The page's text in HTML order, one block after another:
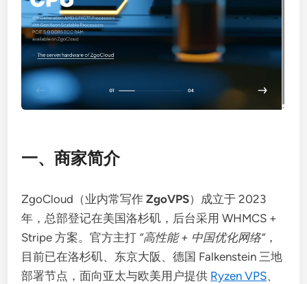
一、商家简介
ZgoCloud（业内常写作ZgoVPS）成立于 2023
年，总部登记在美国洛杉矶，后台采用 WHMCS +
Stripe 方案。官方主打 “高性能 + 中国优化网络”，
目前已在洛杉矶、东京大阪、德国 Falkenstein 三地
部署节点，面向亚太与欧美用户提供 Ryzen VPS、